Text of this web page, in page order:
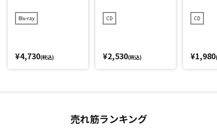
Blu-ray
¥4,730(税込)
CD
¥2,530(税込)
CD
¥1,980
売れ筋ランキング